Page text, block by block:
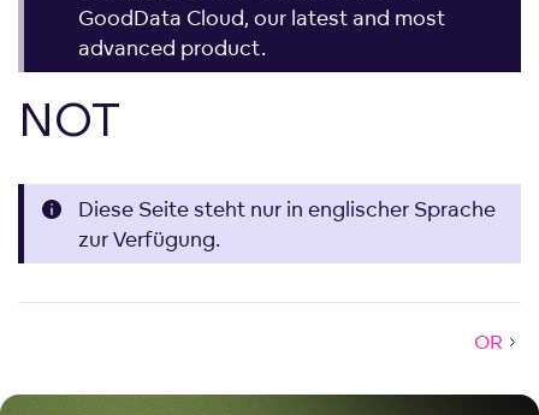
GoodData Cloud, our latest and most
advanced product.
NOT
Diese Seite steht nur in englischer Sprache
zur Verfügung.
OR